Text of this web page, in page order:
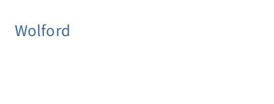
Wolford